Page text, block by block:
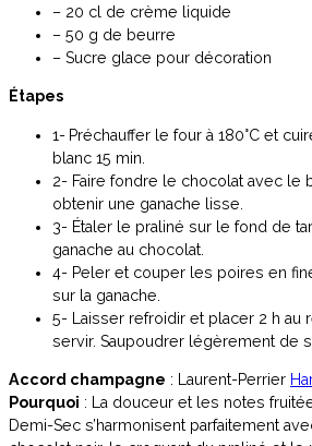
– 20 cl de crème liquide
– 50 g de beurre
– Sucre glace pour décoration
Étapes
1- Préchauffer le four à 180°C et
blanc 15 min.
2- Faire fondre le chocolat avec le
obtenir une ganache lisse.
3- Étaler le praliné sur le fond de
ganache au chocolat.
4- Peler et couper les poires en
sur la ganache.
5- Laisser refroidir et placer 2 h au
servir. Saupoudrer légèrement de
Accord champagne : Laurent-Perrier
Pourquoi : La douceur et les notes
Demi-Sec s’harmonisent parfaitement